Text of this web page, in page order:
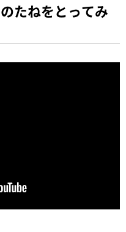
たねをとってみ